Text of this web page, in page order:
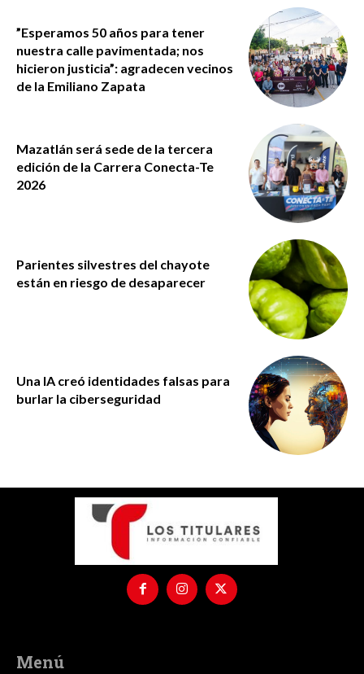
”Esperamos 50 años para tener
nuestra calle pavimentada; nos
hicieron justicia”: agradecen vecinos
de la Emiliano Zapata
Mazatlán será sede de la tercera
edición de la Carrera Conecta-Te
2026
Parientes silvestres del chayote
están en riesgo de desaparecer
Una IA creó identidades falsas para
burlar la ciberseguridad
Menú